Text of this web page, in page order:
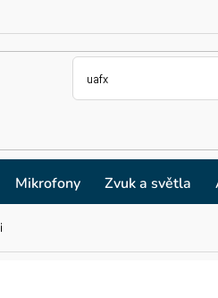
Mikrofony Zvuk a světla